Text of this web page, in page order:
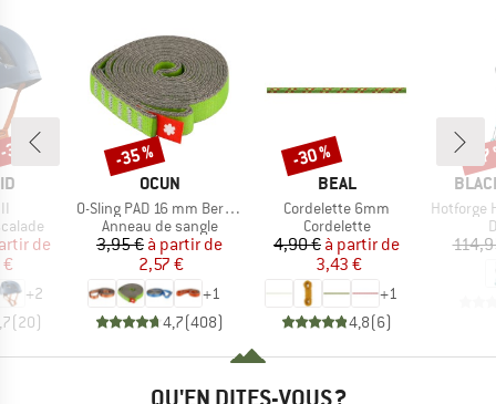
réduit
de
+2
(20)
%
MARQUE
OCUN
Article
O-Sling PAD 16 mm Bergfreunde Edition
Product group
Anneau de sangle
Prix
3,95 € Prix réduit
à partir de
2,57 €
+1
4,7(408)
Remise
-35 %
MARQUE
BEAL
Article
Cordelette 6mm
Product group
Cordelette
Prix
4,90 € Prix réduit
à partir de
3,43 €
+1
4,8(6)
Remise
-30 %
Article
Hotforge
-
QU'EN DITES-VOUS ?